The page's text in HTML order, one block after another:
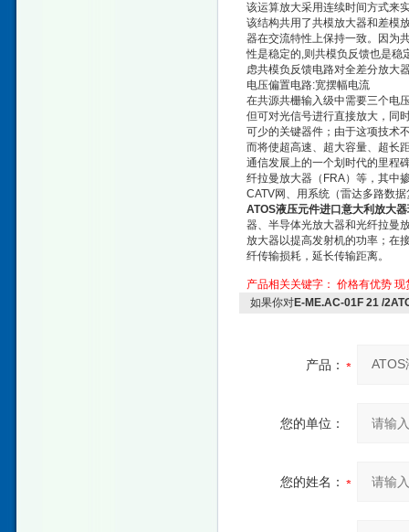
该运算放大采用连续时间方式来
该结构共用了共模放大器和差模
器在交流特性上保持一致。因为
性是稳定的,则共模负反馈也是稳
虑共模负反馈电路对全差分放大
电压偏置电路:宽摆幅电流
在共源共栅输入级中需要三个电
但可对光信号进行直接放大，同
可少的关键器件；由于这项技术
而将使超高速、超大容量、超长
通信发展上的一个划时代的里程
纤拉曼放大器（FRA）等，其中
CATV网、用系统（雷达多路数
ATOS液压元件进口意大利放大
器、半导体光放大器和光纤拉曼
放大器以提高发射机的功率；在
纤传输损耗，延长传输距离。
产品相关关键字： 价格有优势 现
如果你对E-ME.AC-01F 21 /
产品：
您的单位：
您的姓名：